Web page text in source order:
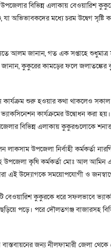
উপজেলার বিভিন্ন এলাকায়
অভিভাবকদের মধ্যে চরম উদ্বেগ সৃষ্টি
আলম জানান, গত এক সপ্তাহে
কুকুরের কামড়ের ফলে জলাতঙ্কের
কার্যক্রম শুরু হওয়ার কথা থাকলেও
কার্যক্রমের উদ্বোধন করা
বিভিন্ন এলাকায় কুকুরগুলোকে
লাকসাম উপজেলা নির্বাহী কর্মকর্তা
কৃষি কর্মকর্তা মোঃ আল আমিন
এই উদ্যোগকে সময়োপযোগী ও
বেওয়ারিশ কুকুরকে ধরে সফলভাবে
পড়ে। পরে দৌলতগঞ্জ বাজারসহ
জন্য নীলফামারী জেলা